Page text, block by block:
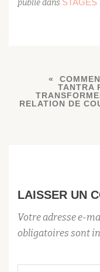
publié dans STAGES
TANTRA
RELATION DE
LAISSER UN
Votre adresse e-
obligatoires sont